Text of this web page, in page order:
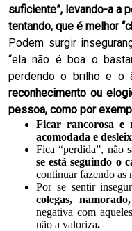
suficiente”, levando-a a
tentando, que é melhor
Podem surgir
“ela não é boa o
perdendo o brilho e o
reconhecimento ou
pessoa, como por
Ficar rancorosa e
acomodada e
Fica “perdida”, não
se está seguindo o
continuar fazendo as
Por se sentir
colegas,
negativa com
não a valoriza.